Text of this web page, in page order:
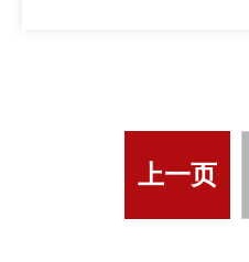
macOS 12（
Webcam
EOS
Rebel T7/
T6/EOS
4000D/EOS
的垂直和约
RF1.4x约]上一页